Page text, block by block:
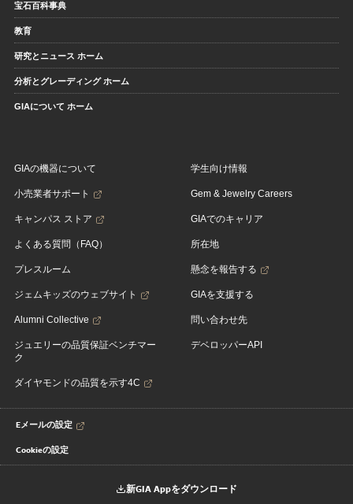
宝石百科事典
教育
研究とニュース ホーム
分析とグレーディング ホーム
GIAについて ホーム
GIAの機器について
小売業者サポート
キャンパス ストア
よくある質問（FAQ）
プレスルーム
ジェムキッズのウェブサイト
Alumni Collective
ジュエリーの品質保証ベンチマー
ク
ダイヤモンドの品質を示す4C
学生向け情報
Gem & Jewelry Careers
GIAでのキャリア
所在地
懸念を報告する
GIAを支援する
問い合わせ先
デベロッパーAPI
Eメールの設定
Cookieの設定
新GIA Appをダウンロード